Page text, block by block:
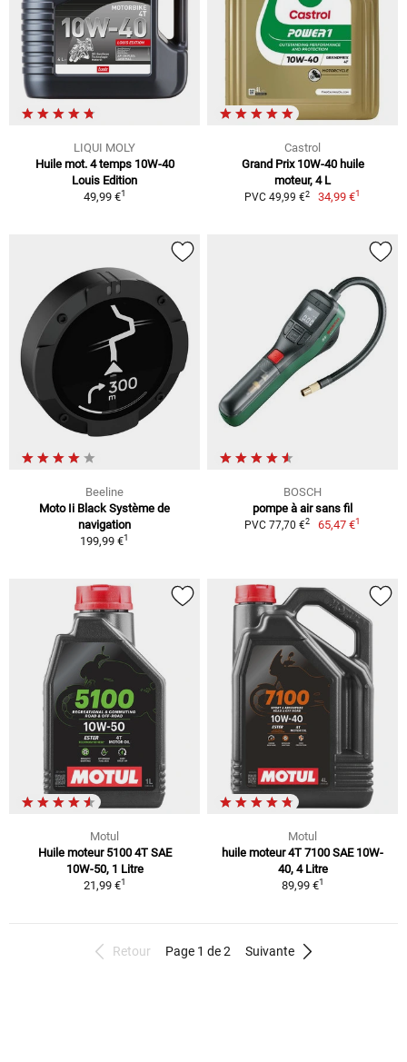
LIQUI MOLY
Huile mot. 4 temps 10W-40
Louis Edition
49,99 €1
Castrol
Grand Prix 10W-40 huile
moteur, 4 L
PVC 49,99 €2 34,99 €1
Beeline
Moto Ii Black Système de
navigation
199,99 €1
BOSCH
pompe à air sans fil
PVC 77,70 €2 65,47 €1
Motul
Huile moteur 5100 4T SAE
10W-50, 1 Litre
21,99 €1
Motul
huile moteur 4T 7100 SAE 10W-
40, 4 Litre
89,99 €1
Retour Page 1 de 2 Suivante